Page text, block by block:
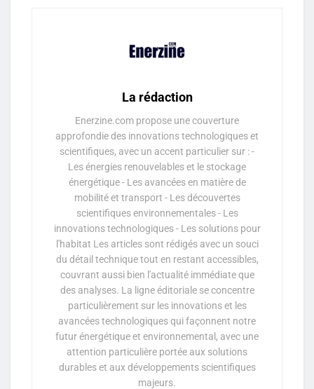
La rédaction
Enerzine.com propose une couverture
approfondie des innovations technologiques et
scientifiques, avec un accent particulier sur : -
Les énergies renouvelables et le stockage
énergétique - Les avancées en matière de
mobilité et transport - Les découvertes
scientifiques environnementales - Les
innovations technologiques - Les solutions pour
l'habitat Les articles sont rédigés avec un souci
du détail technique tout en restant accessibles,
couvrant aussi bien l'actualité immédiate que
des analyses. La ligne éditoriale se concentre
particulièrement sur les innovations et les
avancées technologiques qui façonnent notre
futur énergétique et environnemental, avec une
attention particulière portée aux solutions
durables et aux développements scientifiques
majeurs.